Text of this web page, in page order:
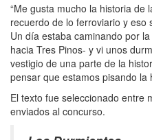
“Me gusta mucho la historia de
recuerdo de lo ferroviario y eso
Un día estaba caminando por
hacia Tres Pinos- y vi unos
vestigio de una parte de la
pensar que estamos pisando la
El texto fue seleccionado entre
enviados al concurso.